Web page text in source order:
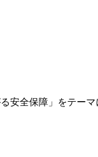
安全保障」をテー